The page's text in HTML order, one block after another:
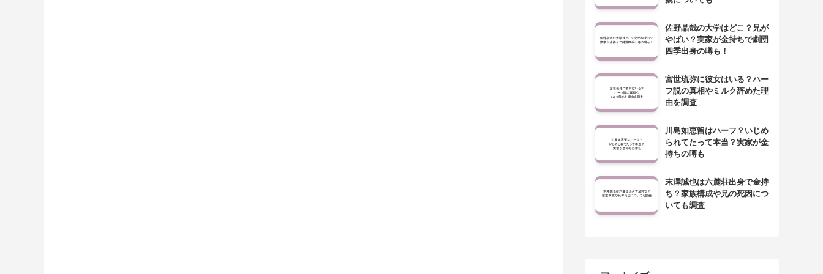
佐野晶哉の大学はどこ？兄が
やばい？実家が金持ちで劇団
四季出身の噂も！
宮世琉弥に彼女はいる？ハー
フ説の真相やミルク辞めた理
由を調査
川島如恵留はハーフ？いじめ
られてたって本当？実家が金
持ちの噂も
末澤誠也は六麓荘出身で金持
ち？家族構成や兄の死因につ
いても調査